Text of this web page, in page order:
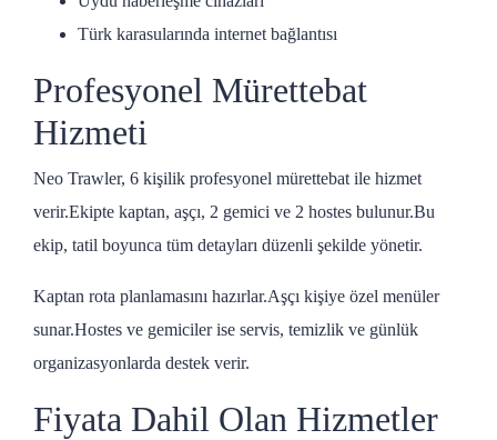
Türk karasularında internet bağlantısı
Profesyonel Mürettebat
Hizmeti
Neo Trawler, 6 kişilik profesyonel mürettebat ile hizmet
verir.Ekipte kaptan, aşçı, 2 gemici ve 2 hostes bulunur.Bu
ekip, tatil boyunca tüm detayları düzenli şekilde yönetir.
Kaptan rota planlamasını hazırlar.Aşçı kişiye özel menüler
sunar.Hostes ve gemiciler ise servis, temizlik ve günlük
organizasyonlarda destek verir.
Fiyata Dahil Olan Hizmetler